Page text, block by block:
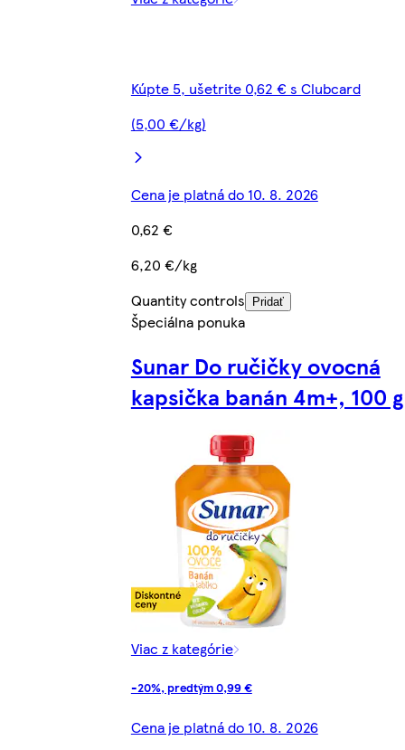
Kúpte 5, ušetrite 0,62 € s Clubcard
(5,00 €/kg)
Cena je platná do 10. 8. 2026
0,62 €
6,20 €/kg
Quantity controls
Pridať
Špeciálna ponuka
Sunar Do ručičky ovocná
kapsička banán 4m+, 100 g
Viac z kategórie
-20%, predtým 0,99 €
Cena je platná do 10. 8. 2026